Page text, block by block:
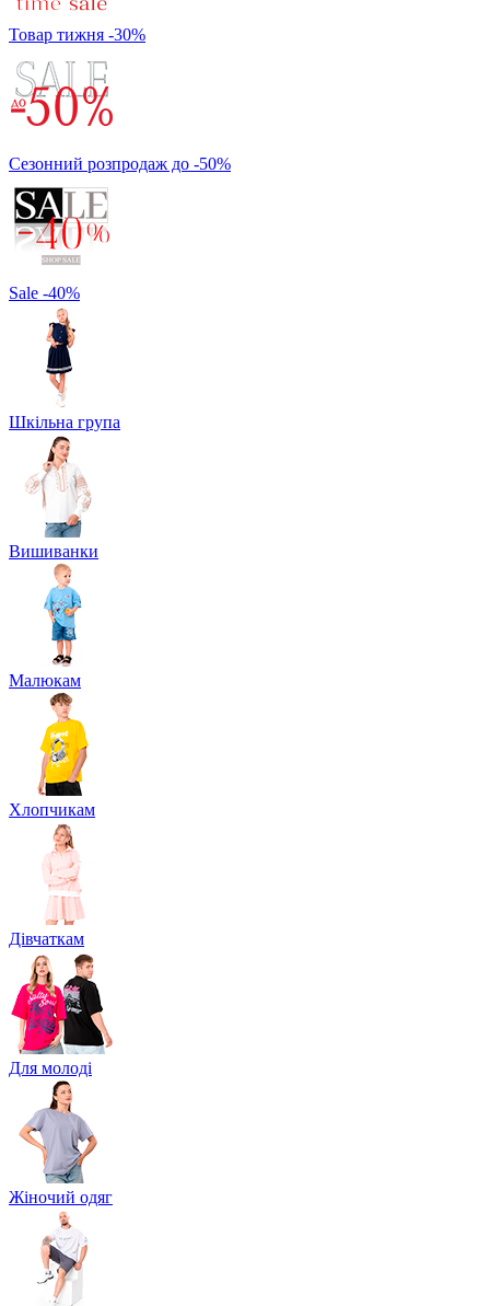
Товар тижня -30%
Сезонний розпродаж до -50%
Sale -40%
Шкільна група
Вишиванки
Малюкам
Хлопчикам
Дівчаткам
Для молоді
Жіночий одяг